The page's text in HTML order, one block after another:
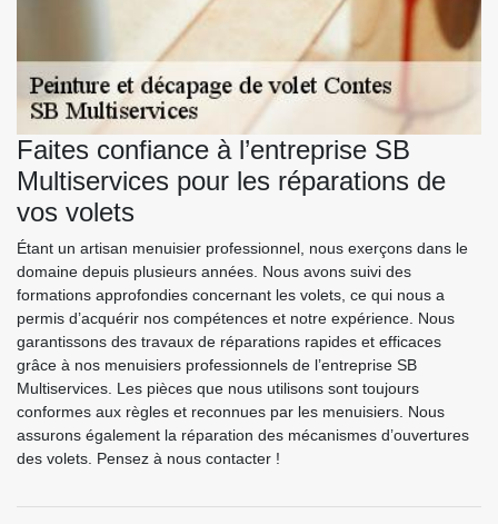
Faites confiance à l’entreprise SB
Multiservices pour les réparations de
vos volets
Étant un artisan menuisier professionnel, nous exerçons dans le
domaine depuis plusieurs années. Nous avons suivi des
formations approfondies concernant les volets, ce qui nous a
permis d’acquérir nos compétences et notre expérience. Nous
garantissons des travaux de réparations rapides et efficaces
grâce à nos menuisiers professionnels de l’entreprise SB
Multiservices. Les pièces que nous utilisons sont toujours
conformes aux règles et reconnues par les menuisiers. Nous
assurons également la réparation des mécanismes d’ouvertures
des volets. Pensez à nous contacter !